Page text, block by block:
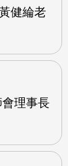
健綸老
理事長